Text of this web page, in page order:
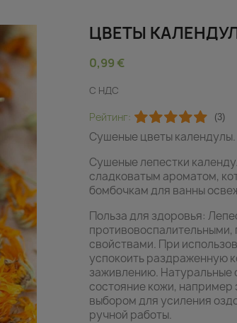
ЦВЕТЫ
0,99 €
С НДС
Рейтинг: (3)
Сушеные цветы календулы.
Сушеные лепестки
сладковатым ароматом,
бомбочкам для ванны
Польза для здоровья:
свойствами. При
успокоить раздраженную
заживлению. Натуральные
состояние кожи, например
выбором для усиления
ручной работы.